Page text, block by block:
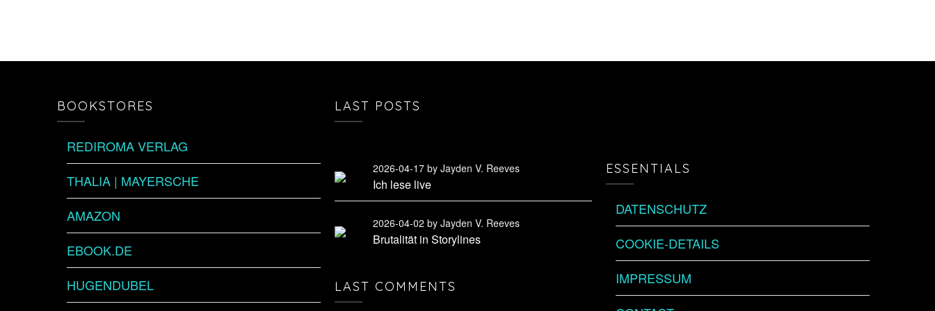
BOOKSTORES
REDIROMA VERLAG
THALIA | MAYERSCHE
AMAZON
EBOOK.DE
HUGENDUBEL
LAST POSTS
2026-04-17by Jayden V. Reeves
Ich lese live
2026-04-02by Jayden V. Reeves
Brutalität in Storylines
LAST COMMENTS
ESSENTIALS
DATENSCHUTZ
COOKIE-DETAILS
IMPRESSUM